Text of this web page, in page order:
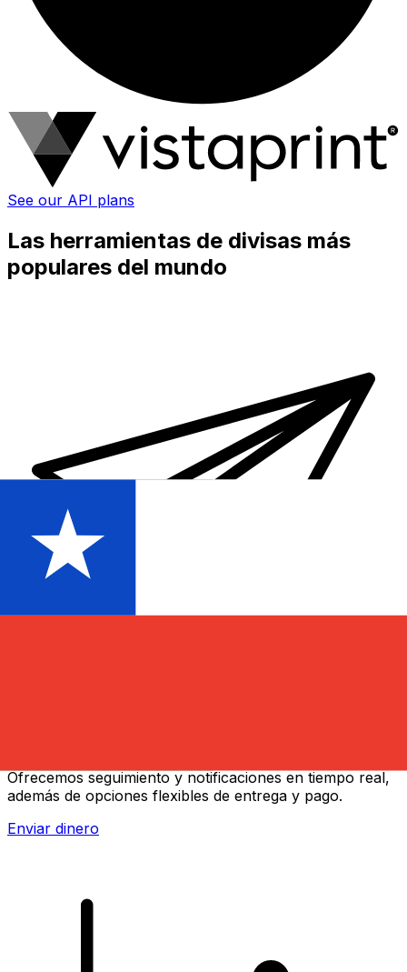
See our API plans
Las herramientas de divisas más
populares del mundo
Ofrecemos seguimiento y notificaciones en tiempo real,
además de opciones flexibles de entrega y pago.
Enviar dinero